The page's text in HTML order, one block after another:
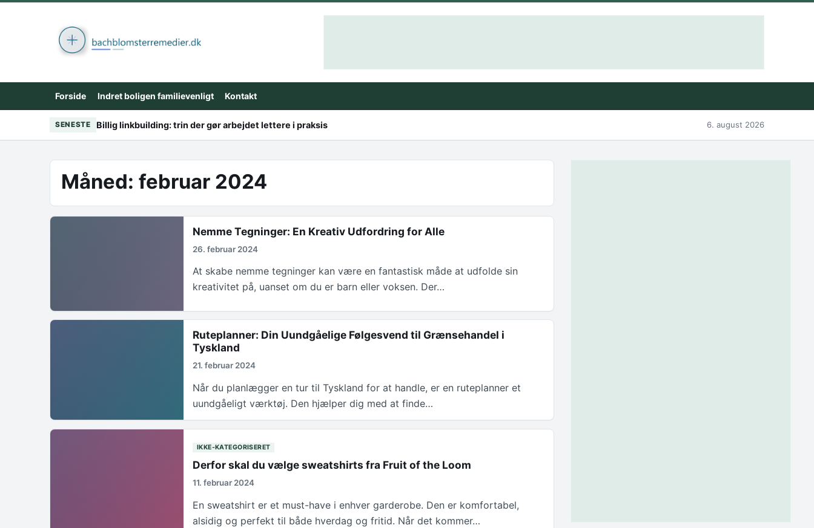
Forside Indret boligen familievenligt Kontakt
SENESTE Billig linkbuilding: trin der gør arbejdet lettere i praksis 6. august 2026
Måned: februar 2024
Nemme Tegninger: En Kreativ Udfordring for Alle
26. februar 2024
At skabe nemme tegninger kan være en fantastisk måde at udfolde sin
kreativitet på, uanset om du er barn eller voksen. Der…
Ruteplanner: Din Uundgåelige Følgesvend til Grænsehandel i
Tyskland
21. februar 2024
Når du planlægger en tur til Tyskland for at handle, er en ruteplanner et
uundgåeligt værktøj. Den hjælper dig med at finde…
IKKE-KATEGORISERET
Derfor skal du vælge sweatshirts fra Fruit of the Loom
11. februar 2024
En sweatshirt er et must-have i enhver garderobe. Den er komfortabel,
alsidig og perfekt til både hverdag og fritid. Når det kommer…